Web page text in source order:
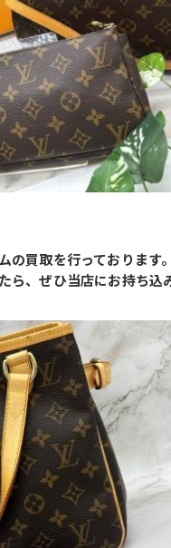
の買取を行っております
ら、ぜひ当店にお持ち込